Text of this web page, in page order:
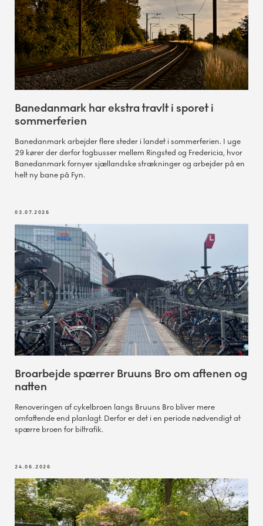
Banedanmark har ekstra travlt i sporet i
sommerferien
Banedanmark arbejder flere steder i landet i sommerferien. I uge
29 kører der derfor togbusser mellem Ringsted og Fredericia, hvor
Banedanmark fornyer sjællandske strækninger og arbejder på en
helt ny bane på Fyn.
03.07.2026
Broarbejde spærrer Bruuns Bro om aftenen og
natten
Renoveringen af cykelbroen langs Bruuns Bro bliver mere
omfattende end planlagt. Derfor er det i en periode nødvendigt at
spærre broen for biltrafik.
24.06.2026